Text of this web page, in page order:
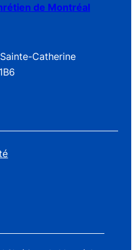
de Montréal
Catherine